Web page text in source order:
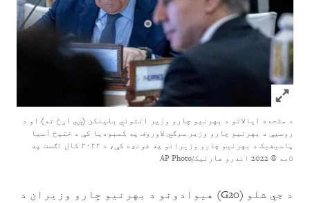
Click to expand Image
د متحده ایالاتو د بهرنیو چارو وزیر انتوني بلینکن (ښي اړخ ته) او د
روسیې د بهرنیو چارو وزیر سرګي لاوروف په کمبودیا کې د ختیځ آسیا
پاسیفیک د بهرنیو چارو وزیرانو په غونډه کې، د ۲۰۲۲ کال اګست په
۵مه
© 2022 اندرو هارنیک/AP Photo
د جي شلو (G20) هیوادونو د بهرنیو چارو وزیران د